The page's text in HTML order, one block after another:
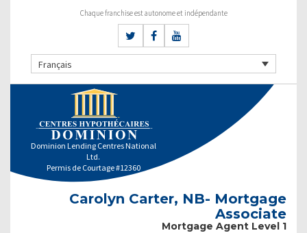
Chaque franchise est autonome et indépendante
Français
Dominion Lending Centres National
Ltd.
Permis de Courtage #12360
Carolyn Carter, NB- Mortgage
Associate
Mortgage Agent Level 1